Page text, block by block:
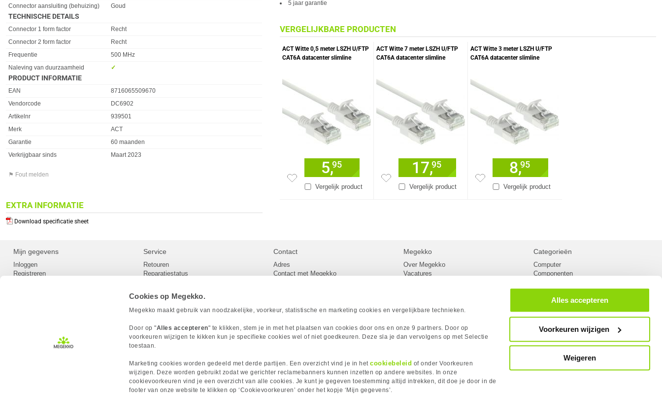
Cookies op Megekko.
Megekko maakt gebruik van noodzakelijke, voorkeur, statistische en marketing cookies en vergelijkbare technieken.
Door op "Alles accepteren" te klikken, stem je in met het plaatsen van cookies door ons en onze 9 partners. Door op
voorkeuren wijzigen te kikken kun je specifieke cookies wel of niet goedkeuren. Deze sla je dan vervolgens op met Selectie
toestaan.
Marketing cookies worden gedeeld met derde partijen. Een overzicht vind je in hetcookiebeleid of onder Voorkeuren
wijzigen. Deze worden gebruikt zodat we gerichter reclamebanners kunnen inzetten op andere websites. In onze
cookievoorkeuren vind je een overzicht van alle cookies. Je kunt je gegeven toestemming altijd intrekken, dit doe je door in de
footer van onze website te klikken op ‘Cookievoorkeuren’ onder het kopje ‘Mijn gegevens’.
Alles accepteren
Voorkeuren wijzigen
Weigeren
Connector aansluiting (behuizing)
Goud
TECHNISCHE DETAILS
Eigenschap Waarde
Connector 1 form factor
Recht
Connector 2 form factor
Recht
Frequentie
500 MHz
Naleving van duurzaamheid
✓︎
PRODUCT INFORMATIE
EAN
8716065509670
Vendorcode
DC6902
Artikelnr
939501
Merk
ACT
Garantie
60 maanden
Verkrijgbaar sinds
Maart 2023
⚑ Fout melden
EXTRA INFORMATIE
Download specificatie sheet
5 jaar garantie
VERGELIJKBARE PRODUCTEN
ACT Witte 0,5 meter LSZH U/FTP
CAT6A datacenter slimline
Vergelijk product
5,95
ACT Witte 7 meter LSZH U/FTP
CAT6A datacenter slimline
Vergelijk product
17,95
ACT Witte 3 meter LSZH U/FTP
CAT6A datacenter slimline
Vergelijk product
8,95
Mijn gegevens
Inloggen
Registreren
Service
Retouren
Reparatiestatus
Herroepingsrecht
Betaalmethoden
Megekko builds
Toegankelijkheid
Contact
Adres
Contact met Megekko
Megekko
Over Megekko
Vacatures
Sitemap
Acties
Megekko Academy
Megekko Forum
Megekko Golden Case Badge
Categorieën
Computer
Componenten
Kabels
Netwerk
Gaming laptops
PC Systemen
Megekko fanshop